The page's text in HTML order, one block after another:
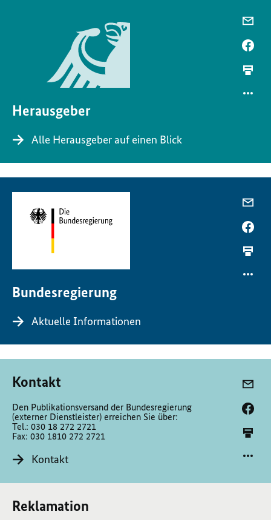
Herausgeber
Alle Herausgeber auf einen Blick
Bundesregierung
Aktuelle Informationen
Kontakt
Den Publikationsversand der Bundesregierung
(externer Dienstleister) erreichen Sie über:
Tel.: 030 18 272 2721
Fax: 030 1810 272 2721
Kontakt
Reklamation